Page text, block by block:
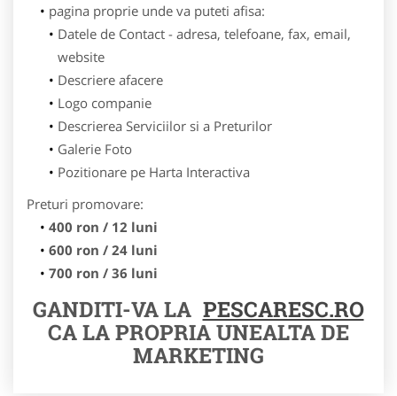
pagina proprie unde va puteti afisa:
Datele de Contact - adresa, telefoane, fax, email,
website
Descriere afacere
Logo companie
Descrierea Serviciilor si a Preturilor
Galerie Foto
Pozitionare pe Harta Interactiva
Preturi promovare:
400 ron / 12 luni
600 ron / 24 luni
700 ron / 36 luni
GANDITI-VA LA PESCARESC.RO
CA LA PROPRIA UNEALTA DE
MARKETING